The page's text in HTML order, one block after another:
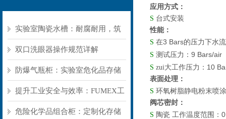
实验室陶瓷水槽：耐腐耐用，筑
牢实验室基础防护
双口洗眼器操作规范详解
防爆气瓶柜：实验室危化品存储
的“被动安全盾”
提升工业安全与效率：FUMEX工
业抽气罩如何优化工作环境
危险化学品组合柜：定制化存储
应用方式：
S 台式安装
性能：
S 在3 Bars的压力下水
S 测试压力： 9 Bars/air
S zui大工作压力： 10
表面处理：
S 环氧树脂静电粉末喷涂
阀芯密封：
S 陶瓷 工作温度范围：